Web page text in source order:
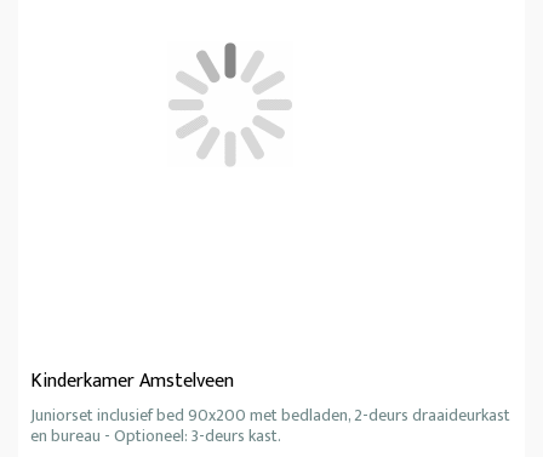
Kinderkamer Amstelveen
Juniorset inclusief bed 90x200 met bedladen, 2-deurs draaideurkast
en bureau - Optioneel: 3-deurs kast.